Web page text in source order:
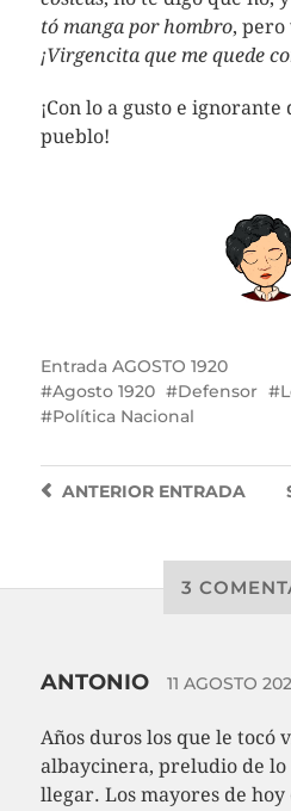
tó manga por hombro, pero
¡Virgencita que me quede
¡Con lo a gusto e ignorante
pueblo!
Entrada AGOSTO 1920
Agosto 1920
Defensor
Política Nacional
ANTERIORENTRADA
3
ANTONIO 11 AGOSTO
Años duros los que le tocó
albaycinera, preludio de
llegar. Los mayores de hoy